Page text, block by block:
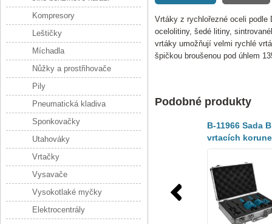
Vrtáky z rychlořezné oceli podle
ocelolitiny, šedé litiny,
vrtáky umožňují velmi rychlé
špičkou broušenou pod úhlem
Podobné produkty
B-11966 Sada
vrtacích
Ezychange Ø
Kompresory
Leštičky
Míchadla
Nůžky a prostřihovače
Pily
Pneumatická kladiva
Sponkovačky
Utahováky
Vrtačky
Vysavače
Vysokotlaké myčky
Elektrocentrály